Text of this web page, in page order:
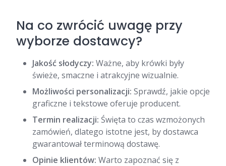
Na co zwrócić uwagę przy
wyborze dostawcy?
Jakość słodyczy: Ważne, aby krówki były
świeże, smaczne i atrakcyjne wizualnie.
Możliwości personalizacji: Sprawdź, jakie opcje
graficzne i tekstowe oferuje producent.
Termin realizacji: Święta to czas wzmożonych
zamówień, dlatego istotne jest, by dostawca
gwarantował terminową dostawę.
Opinie klientów: Warto zapoznać się z